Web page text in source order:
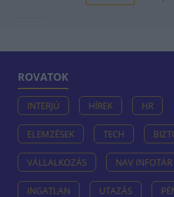
ROVATOK
INTERJÚ HÍREK HR
ELEMZÉSEK TECH
VÁLLALKOZÁS NAV INFOTÁR
INGATLAN UTAZÁS